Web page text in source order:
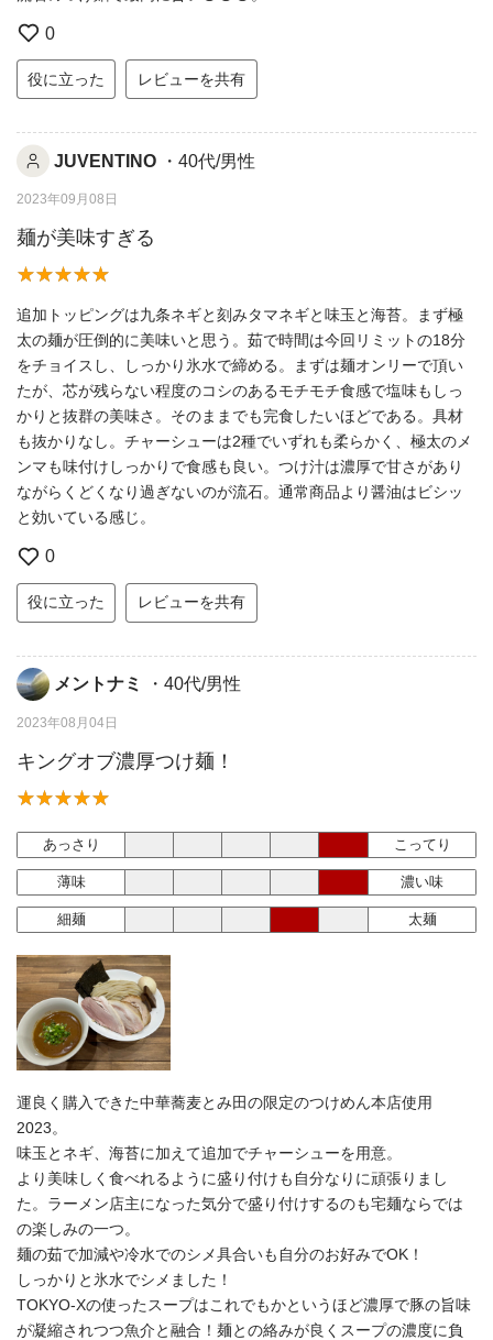
0
役に立った レビューを共有
JUVENTINO ・40代/男性
2023年09月08日
麺が美味すぎる
追加トッピングは九条ネギと刻みタマネギと味玉と海苔。まず極
太の麺が圧倒的に美味いと思う。茹で時間は今回リミットの18分
をチョイスし、しっかり氷水で締める。まずは麺オンリーで頂い
たが、芯が残らない程度のコシのあるモチモチ食感で塩味もしっ
かりと抜群の美味さ。そのままでも完食したいほどである。具材
も抜かりなし。チャーシューは2種でいずれも柔らかく、極太のメ
ンマも味付けしっかりで食感も良い。つけ汁は濃厚で甘さがあり
ながらくどくなり過ぎないのが流石。通常商品より醤油はビシッ
と効いている感じ。
0
役に立った レビューを共有
メントナミ ・40代/男性
2023年08月04日
キングオブ濃厚つけ麺！
あっさり こってり
薄味 濃い味
細麺 太麺
運良く購入できた中華蕎麦とみ田の限定のつけめん本店使用
2023。
味玉とネギ、海苔に加えて追加でチャーシューを用意。
より美味しく食べれるように盛り付けも自分なりに頑張りまし
た。ラーメン店主になった気分で盛り付けするのも宅麺ならでは
の楽しみの一つ。
麺の茹で加減や冷水でのシメ具合いも自分のお好みでOK！
しっかりと氷水でシメました！
TOKYO-Xの使ったスープはこれでもかというほど濃厚で豚の旨味
が凝縮されつつ魚介と融合！麺との絡みが良くスープの濃度に負